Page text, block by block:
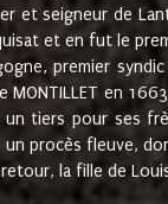
et seigneur de
et en fut le
premier
MONTILLET en
tiers pour ses
procès fleuve,
la fille de